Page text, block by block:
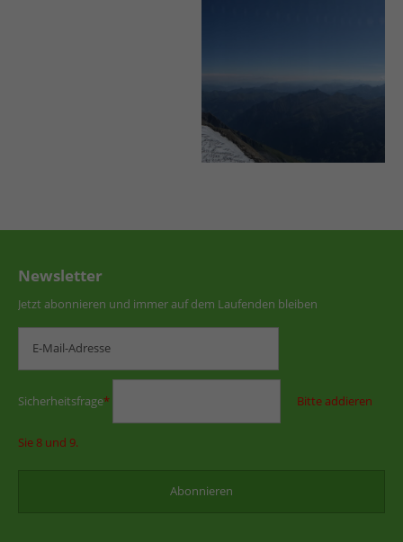
Newsletter
Jetzt abonnieren und immer auf dem Laufenden bleiben
Sicherheitsfrage* Bitte addieren
Sie 8 und 9.